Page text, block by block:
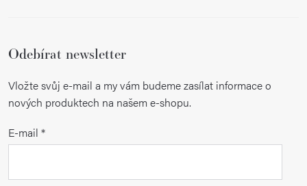
Odebírat newsletter
Vložte svůj e-mail a my vám budeme zasílat informace o
nových produktech na našem e-shopu.
E-mail